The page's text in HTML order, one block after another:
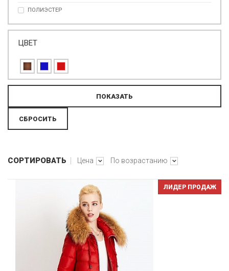
ПОЛИЭСТЕР
ЦВЕТ
СОРТИРОВАТЬ Цена По возрастанию
ЛИДЕР ПРОДАЖ